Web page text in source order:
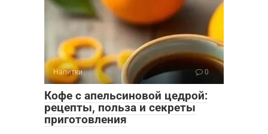
Напитки 0
Кофе с апельсиновой цедрой:
рецепты, польза и секреты
приготовления